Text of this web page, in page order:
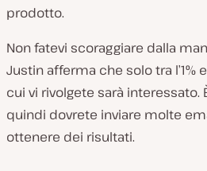
prodotto.
Non fatevi scoraggiare dalla
Justin afferma che solo tra l’1%
cui vi rivolgete sarà interessato.
quindi dovrete inviare molte
ottenere dei risultati.